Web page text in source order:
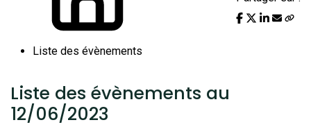
Liste des évènements
Liste des évènements au
12/06/2023